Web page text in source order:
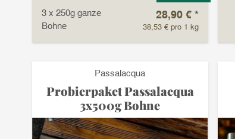
3 x 250g ganze
Bohne
28,90 € *
38,53 € pro 1 kg
Passalacqua
Probierpaket Passalacqua
3x500g Bohne